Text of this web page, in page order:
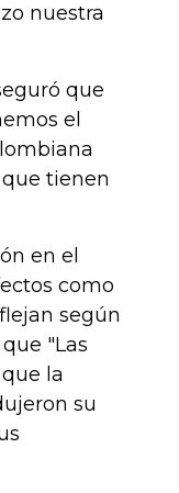
nuestra
que
el
tienen
en el
como
según
"Las
la
su